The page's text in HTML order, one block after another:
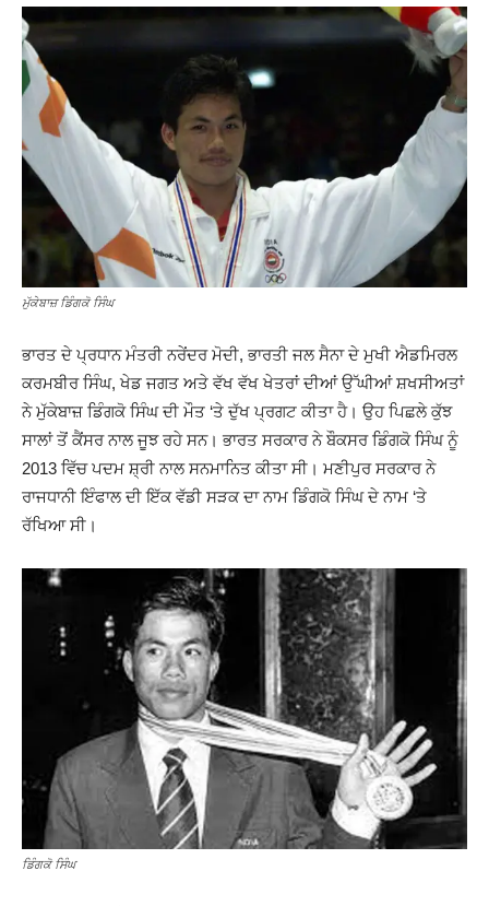
ਮੁੱਕੇਬਾਜ਼ ਡਿੰਗਕੋ ਸਿੰਘ
ਭਾਰਤ ਦੇ ਪ੍ਰਧਾਨ ਮੰਤਰੀ ਨਰੇਂਦਰ ਮੋਦੀ, ਭਾਰਤੀ ਜਲ ਸੈਨਾ ਦੇ ਮੁਖੀ ਐਡਮਿਰਲ
ਕਰਮਬੀਰ ਸਿੰਘ, ਖੇਡ ਜਗਤ ਅਤੇ ਵੱਖ ਵੱਖ ਖੇਤਰਾਂ ਦੀਆਂ ਉੱਘੀਆਂ ਸ਼ਖਸੀਅਤਾਂ
ਨੇ ਮੁੱਕੇਬਾਜ਼ ਡਿੰਗਕੋ ਸਿੰਘ ਦੀ ਮੌਤ ‘ਤੇ ਦੁੱਖ ਪ੍ਰਗਟ ਕੀਤਾ ਹੈ। ਉਹ ਪਿਛਲੇ ਕੁੱਝ
ਸਾਲਾਂ ਤੋਂ ਕੈਂਸਰ ਨਾਲ ਜੂਝ ਰਹੇ ਸਨ। ਭਾਰਤ ਸਰਕਾਰ ਨੇ ਬੌਕਸਰ ਡਿੰਗਕੋ ਸਿੰਘ ਨੂੰ
2013 ਵਿੱਚ ਪਦਮ ਸ਼੍ਰੀ ਨਾਲ ਸਨਮਾਨਿਤ ਕੀਤਾ ਸੀ। ਮਣੀਪੁਰ ਸਰਕਾਰ ਨੇ
ਰਾਜਧਾਨੀ ਇੰਫਾਲ ਦੀ ਇੱਕ ਵੱਡੀ ਸੜਕ ਦਾ ਨਾਮ ਡਿੰਗਕੋ ਸਿੰਘ ਦੇ ਨਾਮ ‘ਤੇ
ਰੱਖਿਆ ਸੀ।
ਡਿੰਗਕੋ ਸਿੰਘ